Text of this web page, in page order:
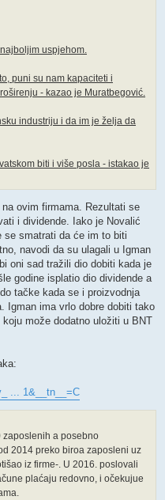
uspjehom.
puni su nam kapaciteti i
- kazao je Muratbegović.
industriju i da im je želja da
biti i više posla - istakao je
ovim firmama. Rezultati se
i dividende. Iako je Novalić
se smatrati da će im to biti
navodi da su ulagali u Igman
oni sad tražili dio dobiti kada je
godine isplatio dio dividende a
tačke kada se i proizvodnja
Igman ima vrlo dobre dobiti tako
može dodatno uložiti u BNT
... 1&__tn__=C
zaposlenih a posebno
2014 preko biroa zaposleni uz
iz firme-. U 2016. poslovali
plaćaju redovno, i očekujue